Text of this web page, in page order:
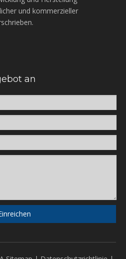
und kommerzieller
an